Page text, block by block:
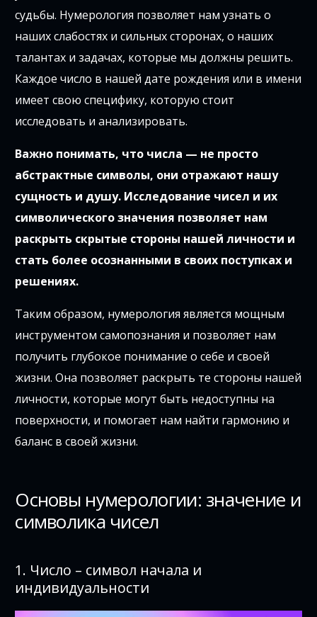
судьбы. Нумерология позволяет нам узнать о
наших слабостях и сильных сторонах, о наших
талантах и задачах, которые мы должны решить.
Каждое число в нашей дате рождения или в имени
имеет свою специфику, которую стоит
исследовать и анализировать.
Важно понимать, что числа — не просто
абстрактные символы, они отражают нашу
сущность и душу. Исследование чисел и их
символического значения позволяет нам
раскрыть скрытые стороны нашей личности и
стать более осознанными в своих поступках и
решениях.
Таким образом, нумерология является мощным
инструментом самопознания и позволяет нам
получить глубокое понимание о себе и своей
жизни. Она позволяет раскрыть те стороны нашей
личности, которые могут быть недоступны на
поверхности, и помогает нам найти гармонию и
баланс в своей жизни.
Основы нумерологии: значение и
символика чисел
1. Число – символ начала и
индивидуальности